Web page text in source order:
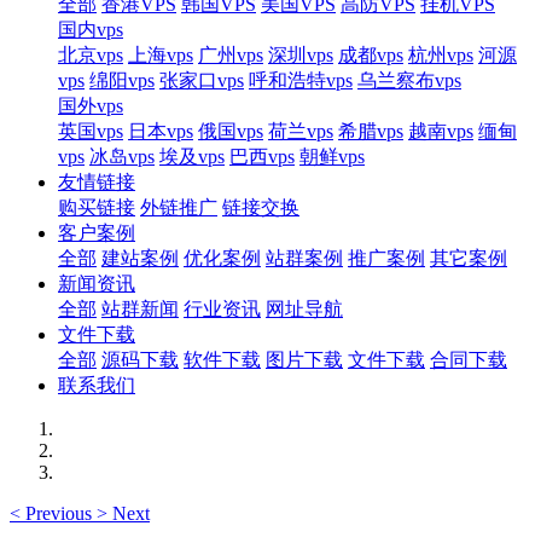
全部 香港VPS 韩国VPS 美国VPS 高防VPS 挂机VPS
国内vps
北京vps
上海vps 广州vps 深圳vps 成都vps 杭州vps 河源
vps 绵阳vps 张家口vps 呼和浩特vps 乌兰察布vps
国外vps
英国vps 日本vps 俄国vps 荷兰vps 希腊vps 越南vps 缅甸
vps 冰岛vps 埃及vps 巴西vps 朝鲜vps
友情链接
购买链接 外链推广 链接交换
客户案例
全部 建站案例 优化案例 站群案例 推广案例 其它案例
新闻资讯
全部 站群新闻 行业资讯 网址导航
文件下载
全部 源码下载 软件下载 图片下载 文件下载 合同下载
联系我们
< Previous > Next